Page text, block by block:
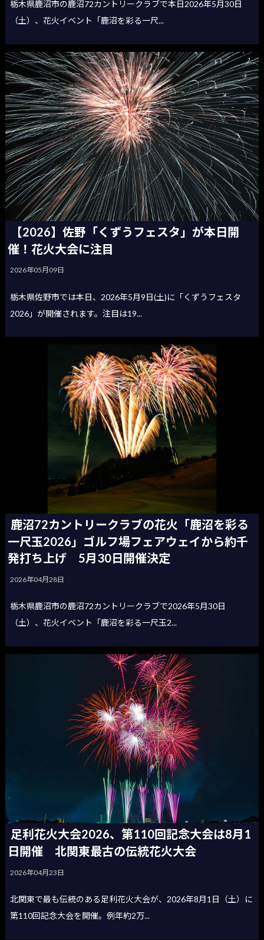
栃木県鹿沼市の鹿沼72カントリークラブで本日2026年5月30日
（土）、花火イベント「鹿沼を彩る一尺...
【2026】佐野「くずうフェスタ」が本日開
催！花火大会に注目
2026年05月09日
栃木県佐野市では本日、2026年5月9日(土)に「くずうフェスタ
2026」が開催されます。注目は19...
鹿沼72カントリークラブの花火「鹿沼を彩る
一尺玉2026」ゴルフ場フェアウェイから約千
発打ち上げ 5月30日開催決定
2026年04月28日
栃木県鹿沼市の鹿沼72カントリークラブで2026年5月30日
（土）、花火イベント「鹿沼を彩る一尺玉2...
足利花火大会2026、第110回記念大会は8月1
日開催 北関東最古の伝統花火大会
2026年04月23日
北関東で最も伝統のある足利花火大会が、2026年8月1日（土）に
第110回記念大会を開催。例年約2万...